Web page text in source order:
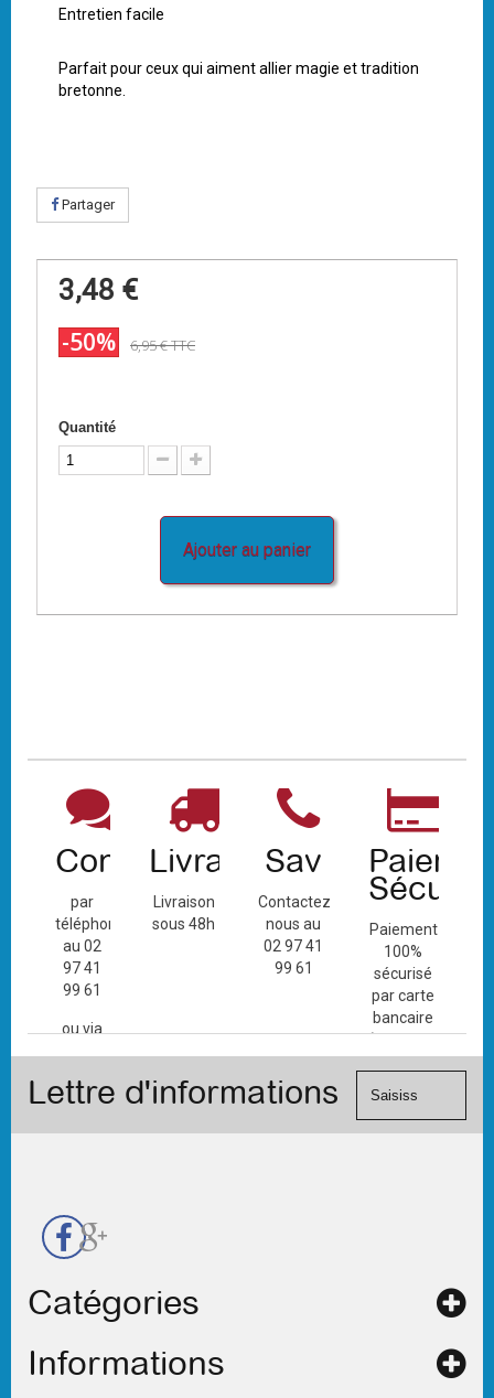
Entretien facile
Parfait pour ceux qui aiment allier magie et tradition
bretonne.
Partager
3,48 €
-50% 6,95 €TTC
Quantité
Ajouter au panier
Contact
par
téléphone
au 02
97 41
99 61
ou via
de
Livraison
Livraison
sous 48h
Sav
Contactez-
nous au
02 97 41
99 61
Paiement
100%
sécurisé
par carte
bancaire
(Mastercard,
Visa, ...) et
Lettre d'informations
Catégories
Informations